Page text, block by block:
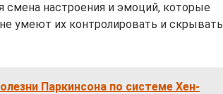
смена настроения и эмоций, которые
умеют их контролировать и скрывать
Паркинсона по системе Хен-